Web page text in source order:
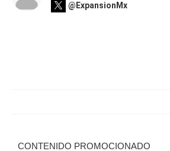
@ExpansionMx